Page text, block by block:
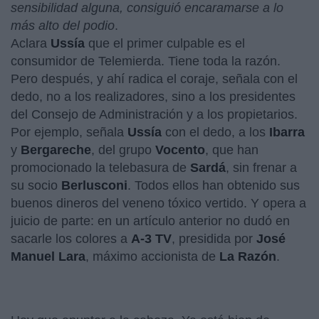
sensibilidad alguna, consiguió encaramarse a lo
más alto del podio.
Aclara Ussía que el primer culpable es el
consumidor de Telemierda. Tiene toda la razón.
Pero después, y ahí radica el coraje, señala con el
dedo, no a los realizadores, sino a los presidentes
del Consejo de Administración y a los propietarios.
Por ejemplo, señala Ussía con el dedo, a los Ibarra
y Bergareche, del grupo Vocento, que han
promocionado la telebasura de Sardá, sin frenar a
su socio Berlusconi. Todos ellos han obtenido sus
buenos dineros del veneno tóxico vertido. Y opera a
juicio de parte: en un artículo anterior no dudó en
sacarle los colores a A-3 TV, presidida por José
Manuel Lara, máximo accionista de La Razón.